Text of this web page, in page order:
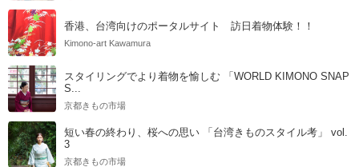
香港、台湾向けのポータルサイト 訪日着物体験！！
Kimono-art Kawamura
スタイリングでより着物を愉しむ 「WORLD KIMONO SNAP
S...
京都きもの市場
短い春の終わり、桜への思い 「台湾きものスタイル考」 vol.
3
京都きもの市場